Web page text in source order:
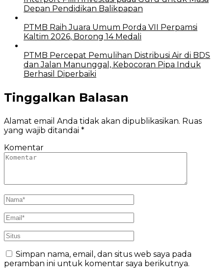
Depan Pendidikan Balikpapan
PTMB Raih Juara Umum Porda VII Perpamsi
Kaltim 2026, Borong 14 Medali
PTMB Percepat Pemulihan Distribusi Air di BDS
dan Jalan Manunggal, Kebocoran Pipa Induk
Berhasil Diperbaiki
Tinggalkan Balasan
Alamat email Anda tidak akan dipublikasikan. Ruas
yang wajib ditandai *
Komentar
Simpan nama, email, dan situs web saya pada
peramban ini untuk komentar saya berikutnya.